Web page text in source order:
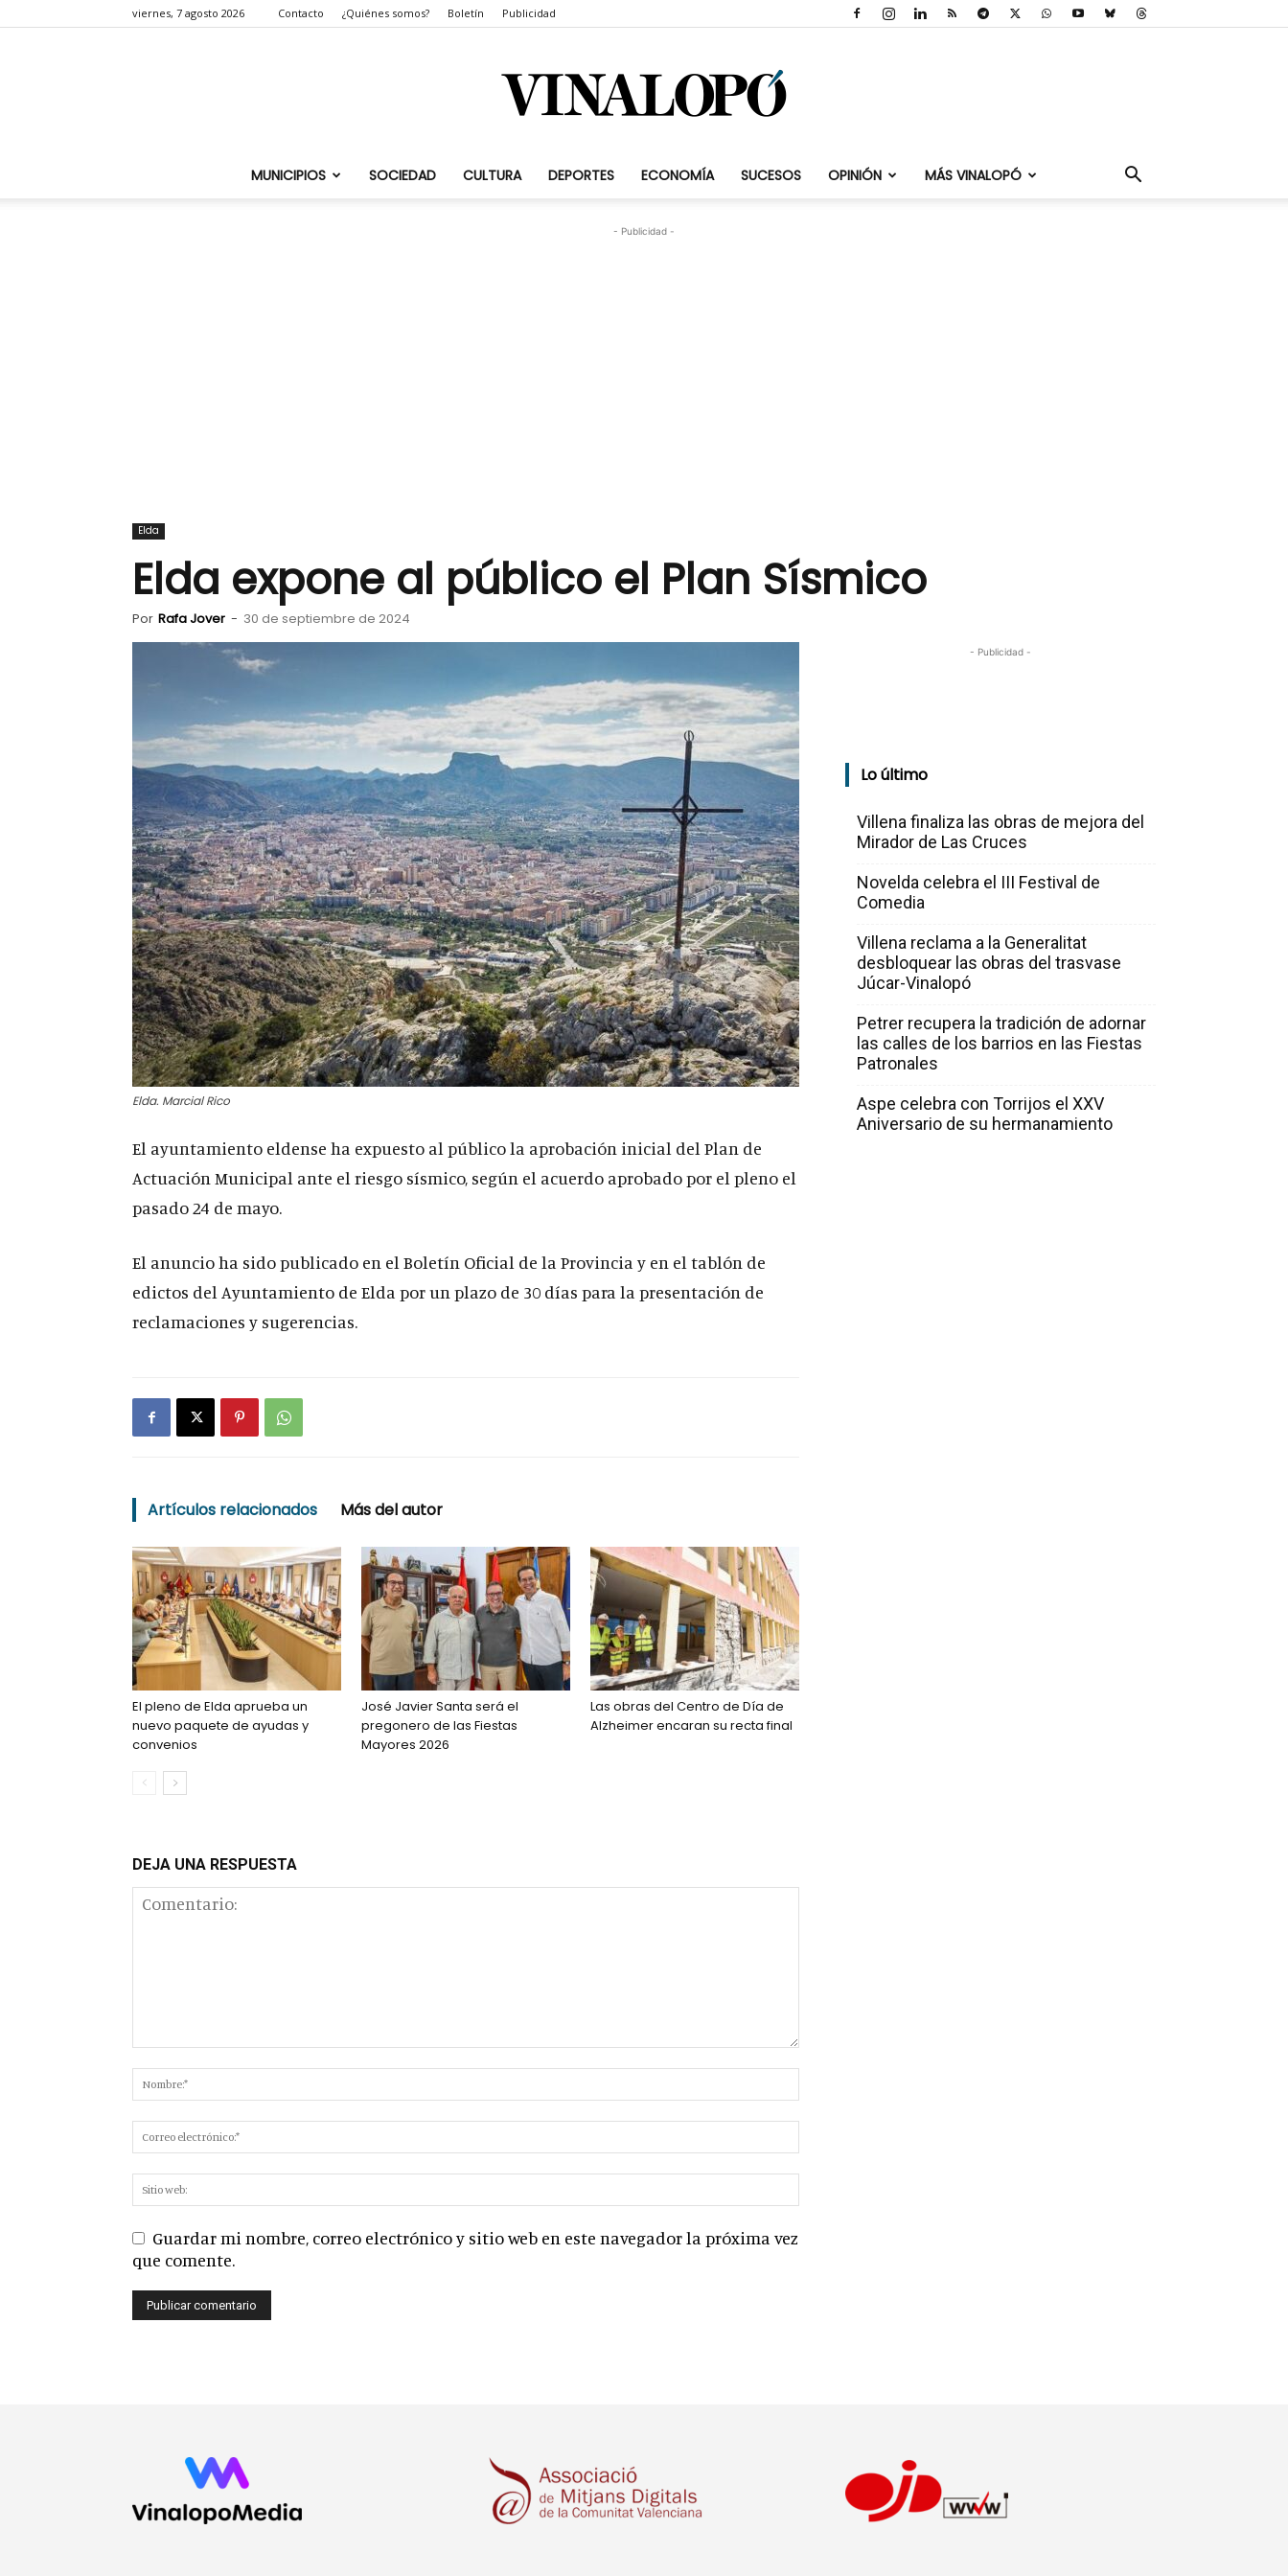
viernes, 7 agosto 2026 Contacto ¿Quiénes somos? Boletín Publicidad
Vinalopó.com
MUNICIPIOS SOCIEDAD CULTURA DEPORTES ECONOMÍA SUCESOS OPINIÓN MÁS VINALOPÓ
- Publicidad -
Elda
Elda expone al público el Plan Sísmico
Por Rafa Jover - 30 de septiembre de 2024
Elda. Marcial Rico
El ayuntamiento eldense ha expuesto al público la aprobación inicial del Plan de
Actuación Municipal ante el riesgo sísmico, según el acuerdo aprobado por el pleno el
pasado 24 de mayo.
El anuncio ha sido publicado en el Boletín Oficial de la Provincia y en el tablón de
edictos del Ayuntamiento de Elda por un plazo de 30 días para la presentación de
reclamaciones y sugerencias.
Artículos relacionados Más del autor
El pleno de Elda aprueba un
nuevo paquete de ayudas y
convenios
José Javier Santa será el
pregonero de las Fiestas
Mayores 2026
Las obras del Centro de Día de
Alzheimer encaran su recta final
DEJA UNA RESPUESTA
Guardar mi nombre, correo electrónico y sitio web en este navegador la próxima vez
que comente.
- Publicidad -
Lo último
Villena finaliza las obras de mejora del
Mirador de Las Cruces
Novelda celebra el III Festival de
Comedia
Villena reclama a la Generalitat
desbloquear las obras del trasvase
Júcar-Vinalopó
Petrer recupera la tradición de adornar
las calles de los barrios en las Fiestas
Patronales
Aspe celebra con Torrijos el XXV
Aniversario de su hermanamiento